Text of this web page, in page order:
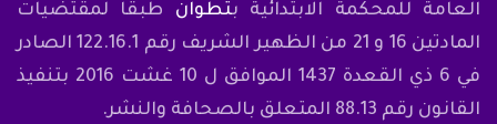
العامة للمحكمة الابتدائية بتطوان طبقا لمقتضيات
المادتين 16 و 21 من الظهير الشريف رقم 122.16.1 الصادر
في 6 ذي القعدة 1437 الموافق ل 10 غشت 2016 بتنفيذ
القانون رقم 88.13 المتعلق بالصحافة والنشر.